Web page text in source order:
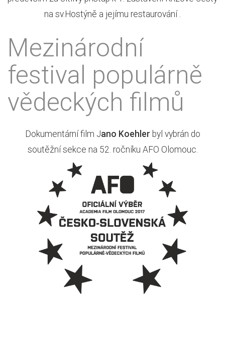
na sv.Hostýně a jejímu restaurování .
Mezinárodní
festival populárně
vědeckých filmů
Dokumentární film Jano Koehler byl vybrán do
soutěžní sekce na 52. ročníku AFO Olomouc.